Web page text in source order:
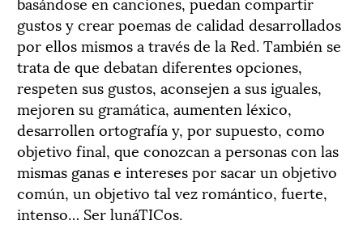
gustos y crear poemas de calidad desarrollados
por ellos mismos a través de la Red. También se
trata de que debatan diferentes opciones,
respeten sus gustos, aconsejen a sus iguales,
mejoren su gramática, aumenten léxico,
desarrollen ortografía y, por supuesto, como
objetivo final, que conozcan a personas con las
mismas ganas e intereses por sacar un objetivo
común, un objetivo tal vez romántico, fuerte,
intenso… Ser lunáTICos.